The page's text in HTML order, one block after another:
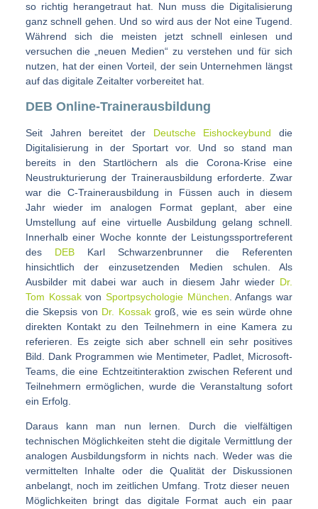
so richtig herangetraut hat. Nun muss die Digitalisierung
ganz schnell gehen. Und so wird aus der Not eine Tugend.
Während sich die meisten jetzt schnell einlesen und
versuchen die „neuen Medien“ zu verstehen und für sich
nutzen, hat der einen Vorteil, der sein Unternehmen längst
auf das digitale Zeitalter vorbereitet hat.
DEB Online-Trainerausbildung
Seit Jahren bereitet der Deutsche Eishockeybund die
Digitalisierung in der Sportart vor. Und so stand man
bereits in den Startlöchern als die Corona-Krise eine
Neustrukturierung der Trainerausbildung erforderte. Zwar
war die C-Trainerausbildung in Füssen auch in diesem
Jahr wieder im analogen Format geplant, aber eine
Umstellung auf eine virtuelle Ausbildung gelang schnell.
Innerhalb einer Woche konnte der Leistungssportreferent
des DEBKarl Schwarzenbrunner die Referenten
hinsichtlich der einzusetzenden Medien schulen. Als
Ausbilder mit dabei war auch in diesem Jahr wieder Dr.
Tom KossakvonSportpsychologie München . Anfangs war
die Skepsis von Dr. Kossakgroß, wie es sein würde ohne
direkten Kontakt zu den Teilnehmern in eine Kamera zu
referieren. Es zeigte sich aber schnell ein sehr positives
Bild. Dank Programmen wie Mentimeter, Padlet, Microsoft-
Teams, die eine Echtzeitinteraktion zwischen Referent und
Teilnehmern ermöglichen, wurde die Veranstaltung sofort
ein Erfolg.
Daraus kann man nun lernen. Durch die vielfältigen
technischen Möglichkeiten steht die digitale Vermittlung der
analogen Ausbildungsform in nichts nach. Weder was die
vermittelten Inhalte oder die Qualität der Diskussionen
anbelangt, noch im zeitlichen Umfang. Trotz dieser neuen
Möglichkeiten bringt das digitale Format auch ein paar